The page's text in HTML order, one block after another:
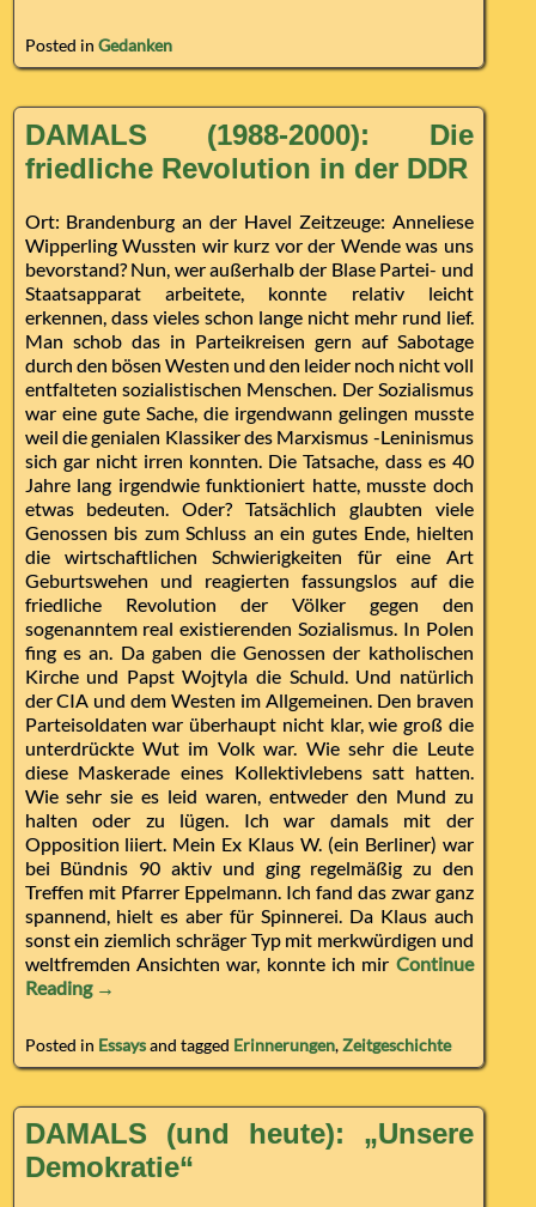
Posted in Gedanken
DAMALS (1988-2000): Die
friedliche Revolution in der DDR
Ort: Brandenburg an der Havel Zeitzeuge: Anneliese
Wipperling Wussten wir kurz vor der Wende was uns
bevorstand? Nun, wer außerhalb der Blase Partei- und
Staatsapparat arbeitete, konnte relativ leicht
erkennen, dass vieles schon lange nicht mehr rund lief.
Man schob das in Parteikreisen gern auf Sabotage
durch den bösen Westen und den leider noch nicht voll
entfalteten sozialistischen Menschen. Der Sozialismus
war eine gute Sache, die irgendwann gelingen musste
weil die genialen Klassiker des Marxismus -Leninismus
sich gar nicht irren konnten. Die Tatsache, dass es 40
Jahre lang irgendwie funktioniert hatte, musste doch
etwas bedeuten. Oder? Tatsächlich glaubten viele
Genossen bis zum Schluss an ein gutes Ende, hielten
die wirtschaftlichen Schwierigkeiten für eine Art
Geburtswehen und reagierten fassungslos auf die
friedliche Revolution der Völker gegen den
sogenanntem real existierenden Sozialismus. In Polen
fing es an. Da gaben die Genossen der katholischen
Kirche und Papst Wojtyla die Schuld. Und natürlich
der CIA und dem Westen im Allgemeinen. Den braven
Parteisoldaten war überhaupt nicht klar, wie groß die
unterdrückte Wut im Volk war. Wie sehr die Leute
diese Maskerade eines Kollektivlebens satt hatten.
Wie sehr sie es leid waren, entweder den Mund zu
halten oder zu lügen. Ich war damals mit der
Opposition liiert. Mein Ex Klaus W. (ein Berliner) war
bei Bündnis 90 aktiv und ging regelmäßig zu den
Treffen mit Pfarrer Eppelmann. Ich fand das zwar ganz
spannend, hielt es aber für Spinnerei. Da Klaus auch
sonst ein ziemlich schräger Typ mit merkwürdigen und
weltfremden Ansichten war, konnte ich mir Continue
Reading →
Posted in Essaysand tagged Erinnerungen,Zeitgeschichte
DAMALS (und heute): „Unsere
Demokratie“